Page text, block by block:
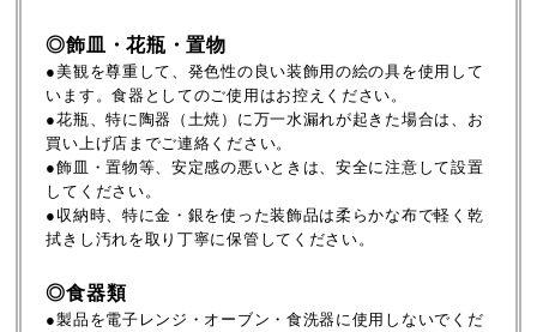
◎飾皿・花瓶・置物
●美観を尊重して、発色性の良い装飾用の絵の具を使用して
います。食器としてのご使用はお控えください。
●花瓶、特に陶器（土焼）に万一水漏れが起きた場合は、お
買い上げ店までご連絡ください。
●飾皿・置物等、安定感の悪いときは、安全に注意して設置
してください。
●収納時、特に金・銀を使った装飾品は柔らかな布で軽く乾
拭きし汚れを取り丁寧に保管してください。
◎食器類
●製品を電子レンジ・オーブン・食洗器に使用しないでくだ